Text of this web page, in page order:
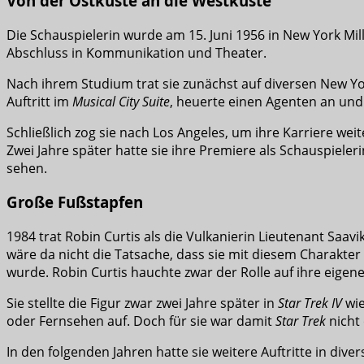
Die Schauspielerin wurde am 15. Juni 1956 in New York
Abschluss in Kommunikation und Theater.
Nach ihrem Studium trat sie zunächst auf diversen New
Auftritt im Musical City Suite, heuerte einen Agenten an
Schließlich zog sie nach Los Angeles, um ihre Karriere
Zwei Jahre später hatte sie ihre Premiere als
sehen.
Große Fußstapfen
1984 trat Robin Curtis als die Vulkanierin Lieutenant
wäre da nicht die Tatsache, dass sie mit diesem
wurde. Robin Curtis hauchte zwar der Rolle auf ihre
Sie stellte die Figur zwar zwei Jahre später in Star Trek IV
oder Fernsehen auf. Doch für sie war damitStar Trek nicht
In den folgenden Jahren hatte sie weitere Auftritte in